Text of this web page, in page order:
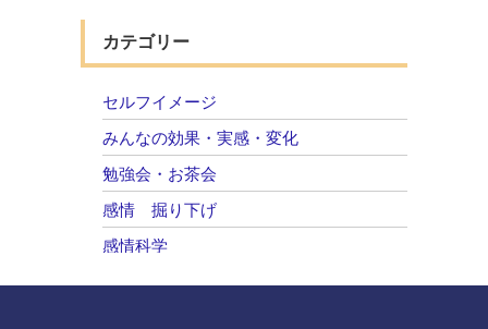
2026年2月
2025年12月
2025年11月
2025年10月
2025年9月
カテゴリー
セルフイメージ
みんなの効果・実感・変化
勉強会・お茶会
感情 掘り下げ
感情科学
自己肯定感 感情のコントロール